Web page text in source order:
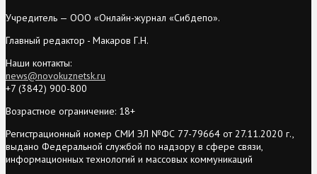
Учредитель — ООО «Онлайн-журнал «Сибдепо».
Главный редактор - Макаров Г.Н.
Наши контакты:
news@novokuznetsk.ru
+7 (3842) 900-800
Возрастное ограничение: 18+
Регистрационный номер СМИ ЭЛ №ФС 77-79664 от 27.11.2020 г.,
выдано Федеральной службой по надзору в сфере связи,
информационных технологий и массовых коммуникаций